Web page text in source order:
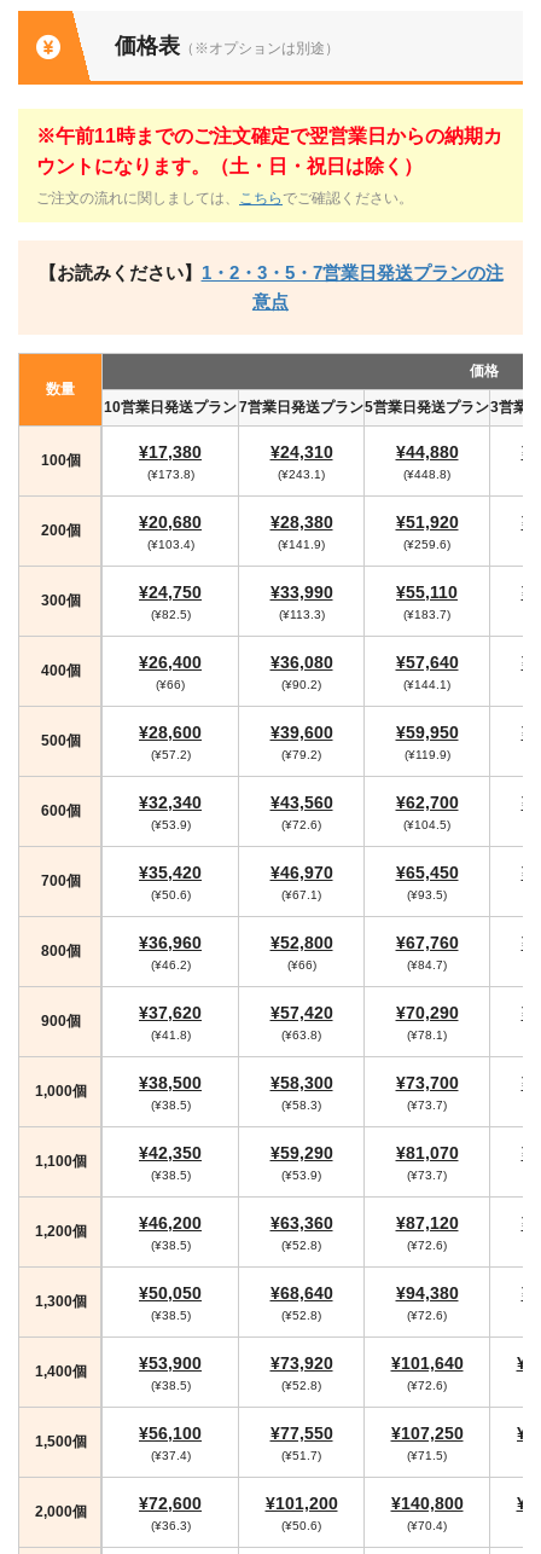
価格表 （※オプションは別途）
※午前11時までのご注文確定で翌営業日からの納期カ
ウントになります。（土・日・祝日は除く）
ご注文の流れに関しましては、 こちら でご確認ください。
【お読みください】 1・2・3・5・7営業日発送プランの注
意点
数量
価格
10営業日発送プラン7営業日発送プラン5営業日発送プラン3営業
100個 ¥17,380
(¥173.8)
¥24,310
(¥243.1)
¥44,880
(¥448.8)
200個 ¥20,680
(¥103.4)
¥28,380
(¥141.9)
¥51,920
(¥259.6)
300個 ¥24,750
(¥82.5)
¥33,990
(¥113.3)
¥55,110
(¥183.7)
400個 ¥26,400
(¥66)
¥36,080
(¥90.2)
¥57,640
(¥144.1)
500個 ¥28,600
(¥57.2)
¥39,600
(¥79.2)
¥59,950
(¥119.9)
600個 ¥32,340
(¥53.9)
¥43,560
(¥72.6)
¥62,700
(¥104.5)
700個 ¥35,420
(¥50.6)
¥46,970
(¥67.1)
¥65,450
(¥93.5)
800個 ¥36,960
(¥46.2)
¥52,800
(¥66)
¥67,760
(¥84.7)
900個 ¥37,620
(¥41.8)
¥57,420
(¥63.8)
¥70,290
(¥78.1)
1,000個 ¥38,500
(¥38.5)
¥58,300
(¥58.3)
¥73,700
(¥73.7)
1,100個 ¥42,350
(¥38.5)
¥59,290
(¥53.9)
¥81,070
(¥73.7)
1,200個 ¥46,200
(¥38.5)
¥63,360
(¥52.8)
¥87,120
(¥72.6)
1,300個 ¥50,050
(¥38.5)
¥68,640
(¥52.8)
¥94,380
(¥72.6)
1,400個 ¥53,900
(¥38.5)
¥73,920
(¥52.8)
¥101,640
(¥72.6)
1,500個 ¥56,100
(¥37.4)
¥77,550
(¥51.7)
¥107,250
(¥71.5)
2,000個 ¥72,600
(¥36.3)
¥101,200
(¥50.6)
¥140,800
(¥70.4)